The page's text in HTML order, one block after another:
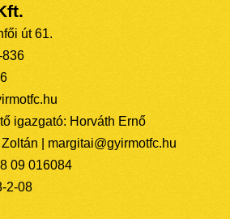
út 61.
836
igazgató: Horváth Ernő
| margitai@gyirmotfc.hu
09 016084
2-08